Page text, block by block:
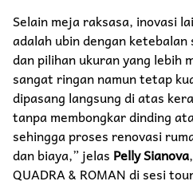
Selain meja raksasa, inovasi
adalah ubin dengan
dan pilihan ukuran yang lebih
sangat ringan namun tetap
dipasang langsung di atas
tanpa membongkar dinding
sehingga proses renovasi
dan biaya,” jelas Pelly Sianova
QUADRA & ROMAN di sesi